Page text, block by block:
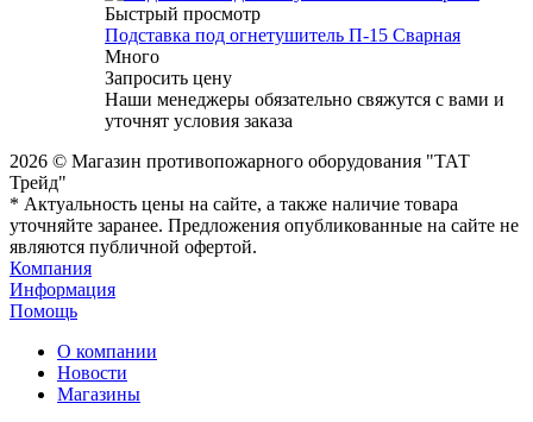
Быстрый просмотр
Подставка под огнетушитель П-15 Сварная
Много
Запросить цену
Наши менеджеры обязательно свяжутся с вами и
уточнят условия заказа
2026 © Магазин противопожарного оборудования "ТАТ
Трейд"
* Актуальность цены на сайте, а также наличие товара
уточняйте заранее. Предложения опубликованные на сайте не
являются публичной офертой.
Компания
Информация
Помощь
О компании
Новости
Магазины